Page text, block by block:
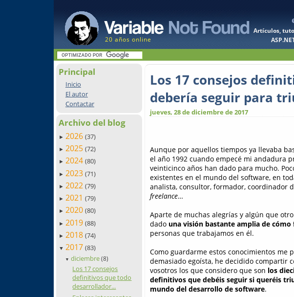
20 años online
Artículos,
Principal
Inicio
El autor
Contactar
Archivo del blog
► 2026 (37)
► 2025 (72)
► 2024 (80)
► 2023 (71)
► 2022 (79)
► 2021 (79)
► 2020 (80)
► 2019 (88)
► 2018 (74)
▼ 2017 (83)
▼ diciembre(8)
Los 17 consejos
definitivos que todo
desarrollador...
Los 17 consejos
debería seguir para
jueves, 28 de diciembre de 2017
Aunque por aquellos tiempos ya llevaba
el año 1992 cuando empecé mi andadura
veinticinco años han dado para mucho.
existentes en el mundo del software, en
analista, consultor, formador, coordinador
freelance…
Aparte de muchas alegrías y algún que
dado una visión bastante amplia de
personas que trabajamos en él.
Como guardarme estos conocimientos me
demasiado egoísta, he decidido compartir
vosotros los que considero que son los
definitivos que debéis seguir si queréis
mundo del desarrollo de software.